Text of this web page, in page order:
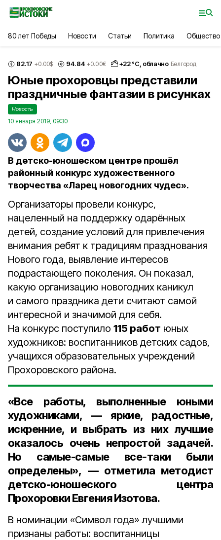
80 лет Победы Новости Статьи Политика Общество
82.17 +0.00$ 94.84 +0.00€ +22°С, облачно Белгород
Юные прохоровцы представили
праздничные фантазии в рисунках
Новость
10 января 2019, 09:30
В детско-юношеском центре прошёл
районный конкурс художественного
творчества «Ларец новогодних чудес».
Организаторы провели конкурс,
нацеленный на поддержку одарённых
детей, создание условий для привлечения
внимания ребят к традициям празднования
Нового года, выявление интересов
подрастающего поколения. Он показал,
какую организацию новогодних каникул
и самого праздника дети считают самой
интересной и значимой для себя.
На конкурс поступило 115 работ юных
художников: воспитанников детских садов,
учащихся образовательных учреждений
Прохоровского района.
«Все работы, выполненные юными
художниками, — яркие, радостные,
искренние, и выбрать из них лучшие
оказалось очень непростой задачей.
Но самые-самые все‑таки были
определены», — отметила методист
детско-юношеского центра
Прохоровки Евгения Изотова.
В номинации «Символ года» лучшими
признаны работы: воспитанницы